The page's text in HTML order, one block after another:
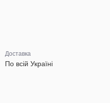
Доставка
По всій Україні